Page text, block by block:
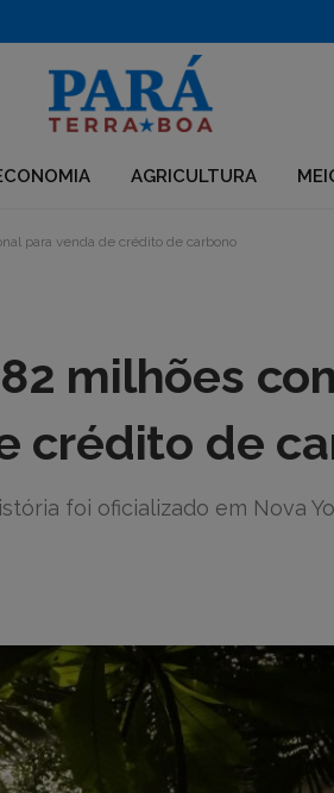
AGRICULTURA
para venda de crédito de carbono
milhões
crédito de
foi oficializado em Nova